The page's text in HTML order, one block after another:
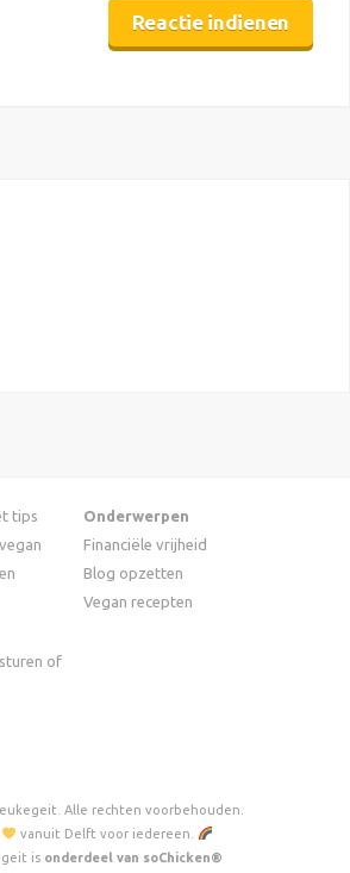
tips
of
Onderwerpen
Financiële vrijheid
Blog opzetten
Vegan recepten
Alle rechten voorbehouden.
vanuit Delft voor iedereen.
is onderdeel van soChicken®